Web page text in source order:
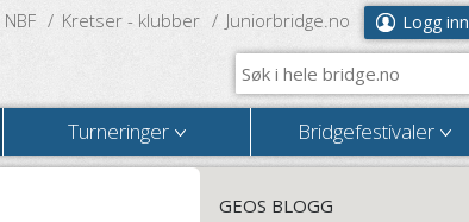
Logg inn
Kretser - klubber Juniorbridge.no
Turneringer Bridgefestivaler
GEOS BLOGG